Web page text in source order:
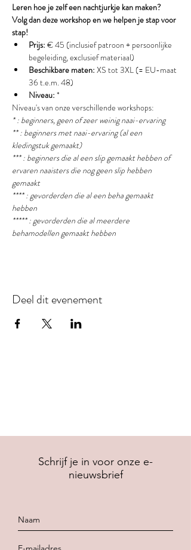
Leren hoe je zelf een nachtjurkje kan maken?
Volg dan deze workshop en we helpen je stap voor
stap!
Prijs: € 45 (inclusief patroon + persoonlijke
begeleiding, exclusief materiaal)
Beschikbare maten: XS tot 3XL (= EU-maat
36 t.e.m. 48)
Niveau: *
Niveau's van onze verschillende workshops:
* : beginners, geen of zeer weinig naai-ervaring
** : beginners met naai-ervaring (al een
kledingstuk gemaakt)
*** : beginners die al een slip gemaakt hebben of
ervaren naaisters die nog geen slip hebben
gemaakt
**** : gevorderden die al een beha gemaakt
hebben
***** : gevorderden die al meerdere
behamodellen gemaakt hebben
Deel dit evenement
Schrijf je in voor onze e-
nieuwsbrief